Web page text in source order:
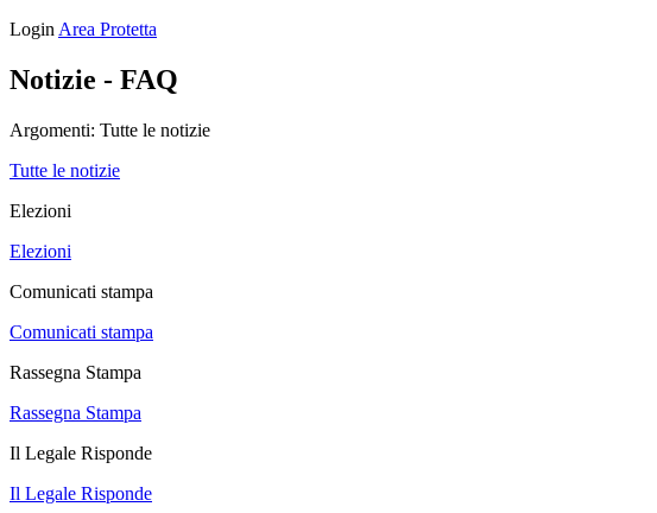
Login Area Protetta
Notizie - FAQ
Argomenti: Tutte le notizie
Tutte le notizie
Elezioni
Elezioni
Comunicati stampa
Comunicati stampa
Rassegna Stampa
Rassegna Stampa
Il Legale Risponde
Il Legale Risponde